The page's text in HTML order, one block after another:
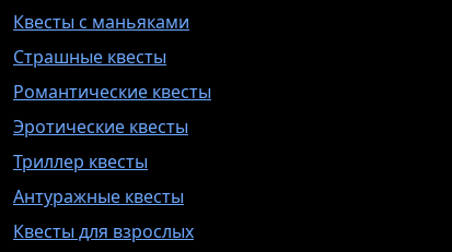
Квесты с маньяками
Страшные квесты
Романтические квесты
Эротические квесты
Триллер квесты
Антуражные квесты
Квесты для взрослых